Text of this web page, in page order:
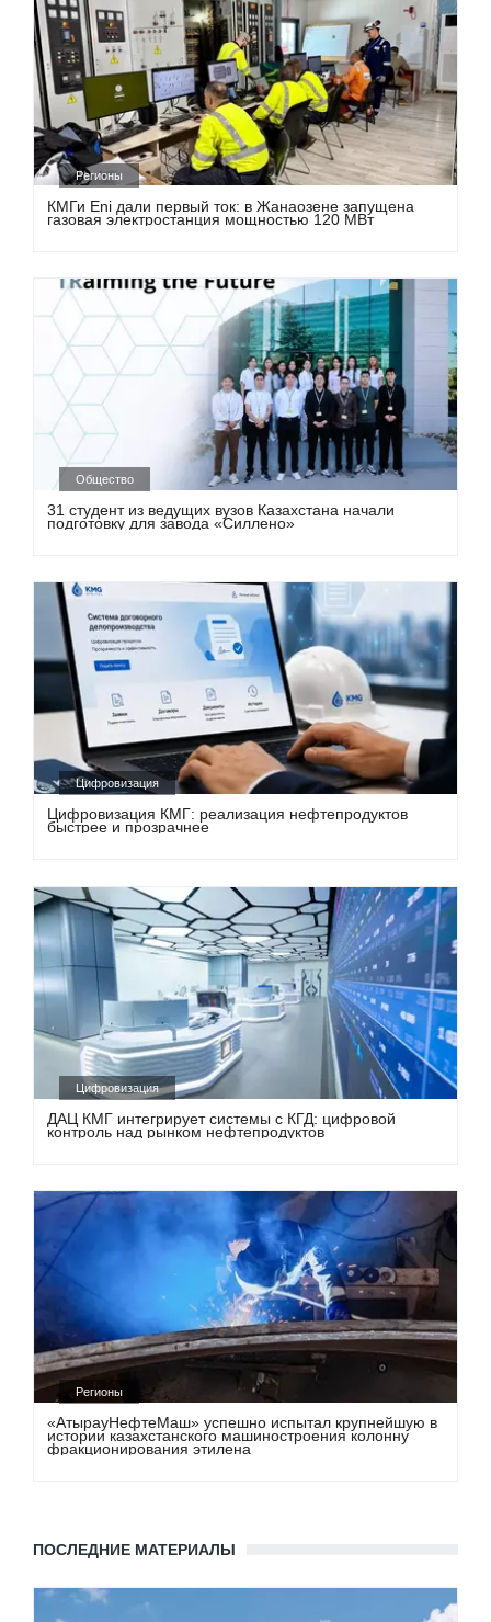
Регионы
КМГи Eni дали первый ток: в Жанаозене запущена
газовая электростанция мощностью 120 МВт
Общество
31 студент из ведущих вузов Казахстана начали
подготовку для завода «Силлено»
Цифровизация
Цифровизация КМГ: реализация нефтепродуктов
быстрее и прозрачнее
Цифровизация
ДАЦ КМГ интегрирует системы с КГД: цифровой
контроль над рынком нефтепродуктов
Регионы
«АтырауНефтеМаш» успешно испытал крупнейшую в
истории казахстанского машиностроения колонну
фракционирования этилена
ПОСЛЕДНИЕ МАТЕРИАЛЫ